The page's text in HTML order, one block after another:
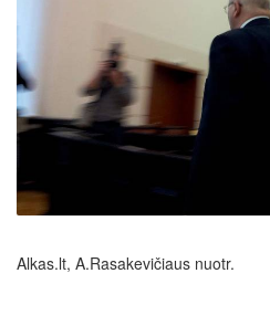
Alkas.lt, A.Rasakevičiaus nuotr.